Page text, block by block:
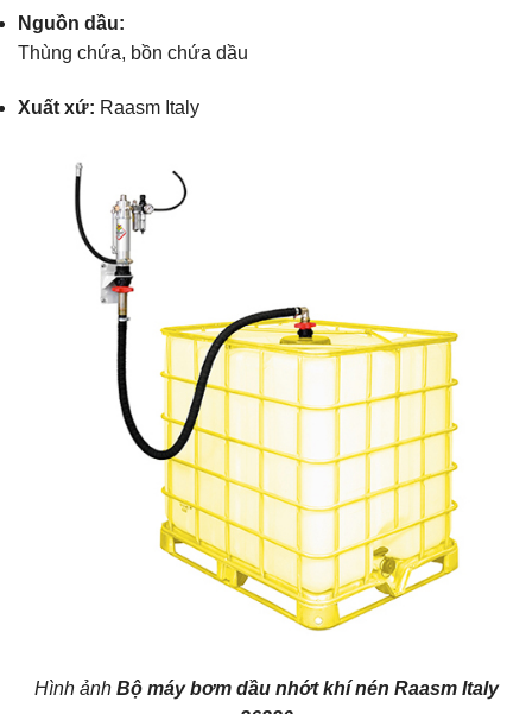
Nguồn dầu:
Thùng chứa, bồn chứa dầu
Xuất xứ: Raasm Italy
Hình ảnh Bộ máy bơm dầu nhớt khí nén Raasm Italy